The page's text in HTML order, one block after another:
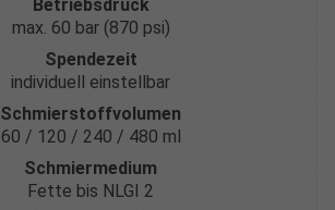
Betriebsdruck
max. 60 bar (870 psi)
Spendezeit
individuell einstellbar
Schmierstoffvolumen
60 / 120 / 240 / 480 ml
Schmiermedium
Fette bis NLGI 2